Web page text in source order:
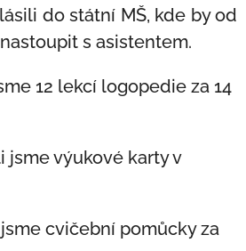
do státní MŠ, kde by od
s asistentem.
12 lekcí logopedie za 14
jsme výukové karty v
cvičební pomůcky za